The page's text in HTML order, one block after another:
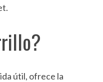
útil, ofrece la